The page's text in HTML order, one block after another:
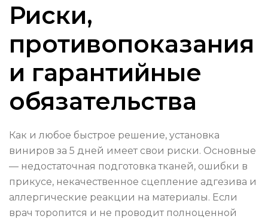
Риски,
противопоказания
и гарантийные
обязательства
Как и любое быстрое решение, установка
виниров за 5 дней имеет свои риски. Основные
— недостаточная подготовка тканей, ошибки в
прикусе, некачественное сцепление адгезива и
аллергические реакции на материалы. Если
врач торопится и не проводит полноценной